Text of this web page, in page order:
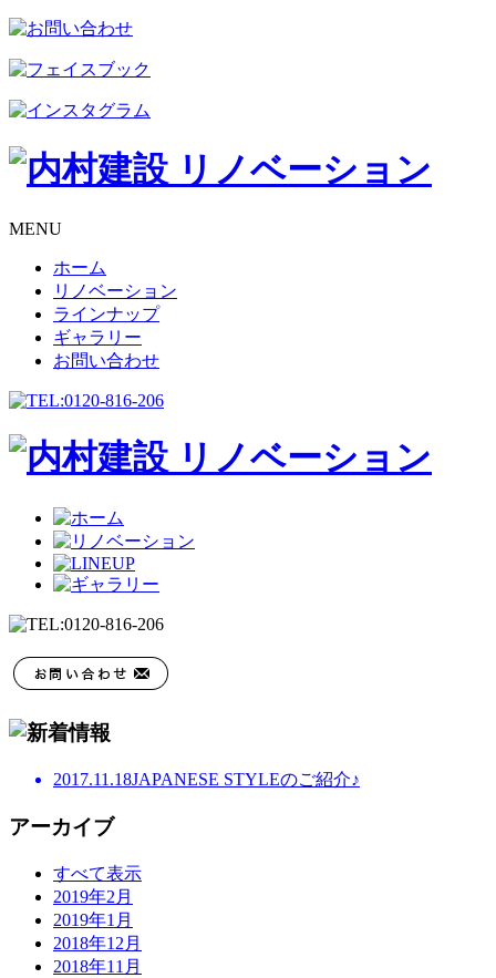
MENU
ホーム
リノベーション
ラインナップ
ギャラリー
お問い合わせ
2017.11.18JAPANESE STYLEのご紹介♪
アーカイブ
すべて表示
2019年2月
2019年1月
2018年12月
2018年11月